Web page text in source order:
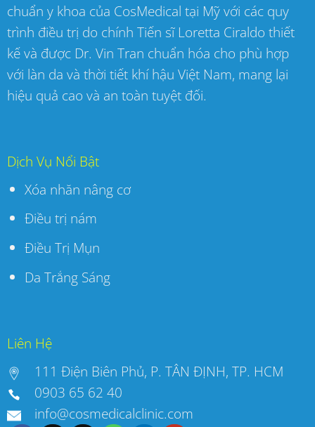
chuẩn y khoa của CosMedical tại Mỹ với các quy
trình điều trị do chính Tiến sĩ Loretta Ciraldo thiết
kế và được Dr. Vin Tran chuẩn hóa cho phù hợp
với làn da và thời tiết khí hậu Việt Nam, mang lại
hiệu quả cao và an toàn tuyệt đối.
Dịch Vụ Nổi Bật
Xóa nhăn nâng cơ
Điều trị nám
Điều Trị Mụn
Da Trắng Sáng
Liên Hệ
111 Điện Biên Phủ, P. TÂN ĐỊNH, TP. HCM
0903 65 62 40
info@cosmedicalclinic.com